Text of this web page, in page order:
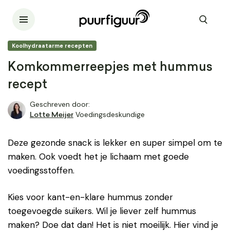
Koolhydraatarme recepten
Komkommerreepjes met hummus
recept
Geschreven door:
Lotte Meijer Voedingsdeskundige
Deze gezonde snack is lekker en super simpel om te
maken. Ook voedt het je lichaam met goede
voedingsstoffen.
Kies voor kant-en-klare hummus zonder
toegevoegde suikers. Wil je liever zelf hummus
maken? Doe dat dan! Het is niet moeilijk. Hier vind je